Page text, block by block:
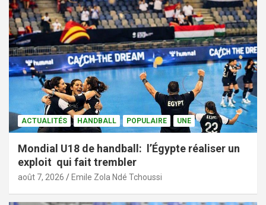
ACTUALITÉS HANDBALL POPULAIRE UNE
Mondial U18 de handball: l’Égypte réaliser un
exploit qui fait trembler
août 7, 2026 Emile Zola Ndé Tchoussi